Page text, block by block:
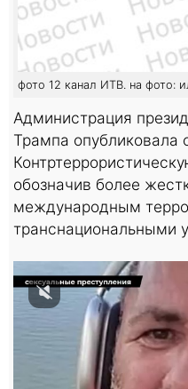
фото 12 канал ИТВ. на фото:
Администрация
Трампа опубликовала
обозначив более
международным
транснациональными